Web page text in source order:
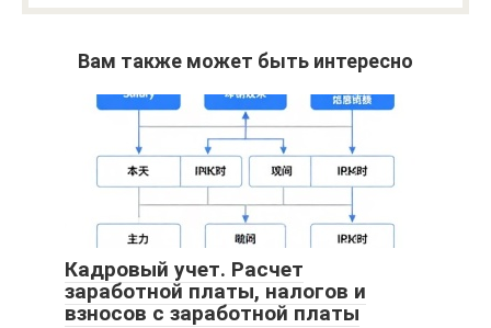
Вам также может быть интересно
Кадровый учет. Расчет
заработной платы, налогов и
взносов с заработной платы